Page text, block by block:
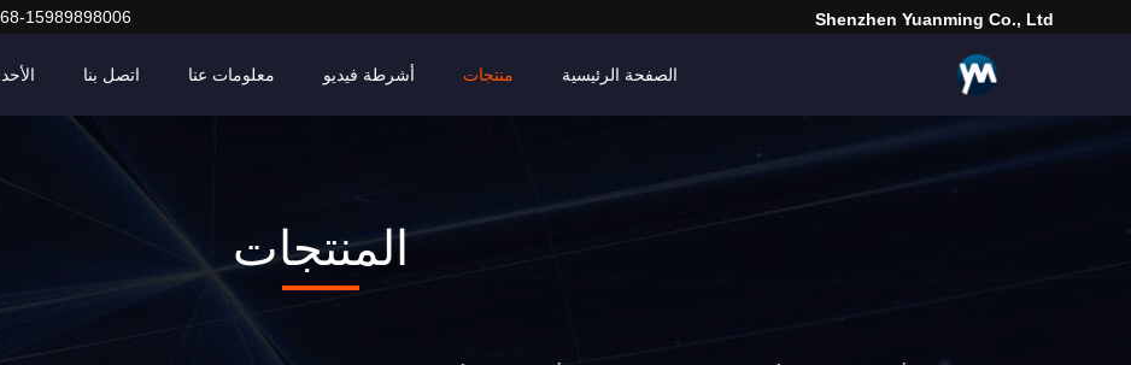
Shenzhen Yuanming Co., Ltd
15989898006
الصفحة الرئيسية منتجات أشرطة فيديو معلومات عنا اتصل بنا
المنتجات